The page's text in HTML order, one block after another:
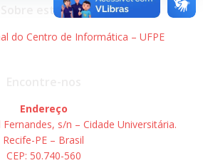
Sobre este site
do Centro de Informática – UFPE
Endereço
Fernandes, s/n – Cidade Universitária.
Recife-PE – Brasil
CEP: 50.740-560